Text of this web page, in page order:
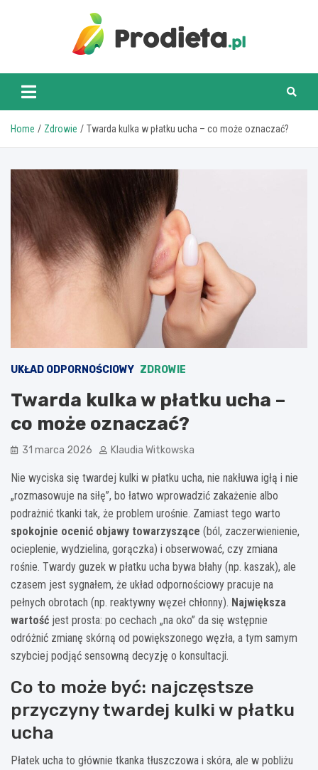
prodieta.pl
Home Zdrowie Twarda kulka w płatku ucha – co może oznaczać?
UKŁAD ODPORNOŚCIOWY ZDROWIE
Twarda kulka w płatku ucha –
co może oznaczać?
31 marca 2026 Klaudia Witkowska
Nie wyciska się twardej kulki w płatku ucha, nie nakłuwa igłą i nie
„rozmasowuje na siłę”, bo łatwo wprowadzić zakażenie albo
podrażnić tkanki tak, że problem urośnie. Zamiast tego warto
spokojnie ocenić objawy towarzyszące (ból, zaczerwienienie,
ocieplenie, wydzielina, gorączka) i obserwować, czy zmiana
rośnie. Twardy guzek w płatku ucha bywa błahy (np. kaszak), ale
czasem jest sygnałem, że układ odpornościowy pracuje na
pełnych obrotach (np. reaktywny węzeł chłonny). Największa
wartość jest prosta: po cechach „na oko” da się wstępnie
odróżnić zmianę skórną od powiększonego węzła, a tym samym
szybciej podjąć sensowną decyzję o konsultacji.
Co to może być: najczęstsze
przyczyny twardej kulki w płatku
ucha
Płatek ucha to głównie tkanka tłuszczowa i skóra, ale w pobliżu